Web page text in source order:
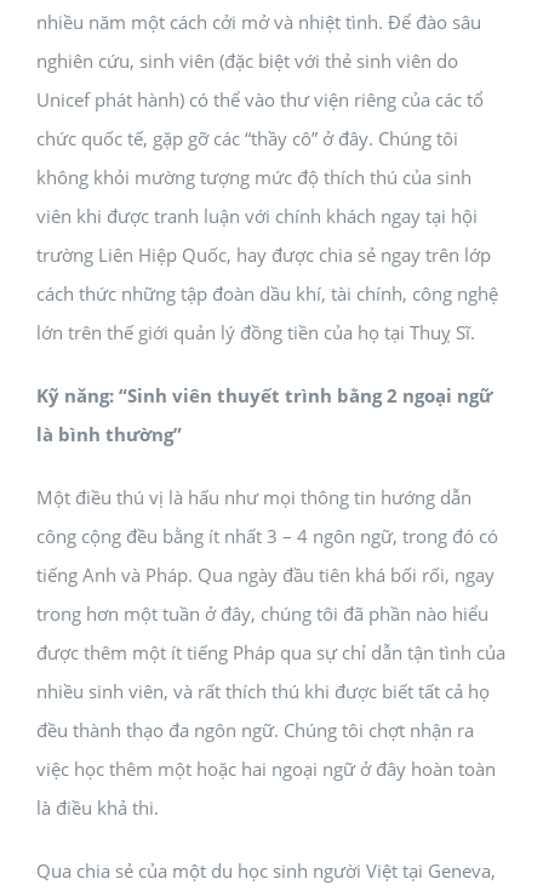
nhiều năm một cách cởi mở và nhiệt tình. Để đào sâu
nghiên cứu, sinh viên (đặc biệt với thẻ sinh viên do
Unicef phát hành) có thể vào thư viện riêng của các tổ
chức quốc tế, gặp gỡ các “thầy cô” ở đây. Chúng tôi
không khỏi mường tượng mức độ thích thú của sinh
viên khi được tranh luận với chính khách ngay tại hội
trường Liên Hiệp Quốc, hay được chia sẻ ngay trên lớp
cách thức những tập đoàn dầu khí, tài chính, công nghệ
lớn trên thế giới quản lý đồng tiền của họ tại Thuỵ Sĩ.
Kỹ năng: “Sinh viên thuyết trình bằng 2 ngoại ngữ
là bình thường”
Một điều thú vị là hấu như mọi thông tin hướng dẫn
công cộng đều bằng ít nhất 3 – 4 ngôn ngữ, trong đó có
tiếng Anh và Pháp. Qua ngày đầu tiên khá bối rối, ngay
trong hơn một tuần ở đây, chúng tôi đã phần nào hiểu
được thêm một ít tiếng Pháp qua sự chỉ dẫn tận tình của
nhiều sinh viên, và rất thích thú khi được biết tất cả họ
đều thành thạo đa ngôn ngữ. Chúng tôi chợt nhận ra
việc học thêm một hoặc hai ngoại ngữ ở đây hoàn toàn
là điều khả thi.
Qua chia sẻ của một du học sinh người Việt tại Geneva,